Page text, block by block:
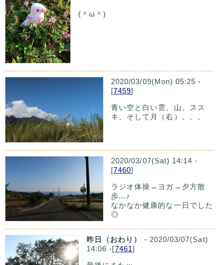
(＾ω＾)
2020/03/09(Mon) 05:25 -
[7459]
青い空と白い雲、山、スス
キ、そして月（右）。。。
2020/03/07(Sat) 14:14 -
[7460]
ラジオ体操→ヨガ→夕方散
歩...♪
なかなか健康的な一日でした
◎
昨日（おわり）
- 2020/03/07(Sat)
14:06 -[7461]